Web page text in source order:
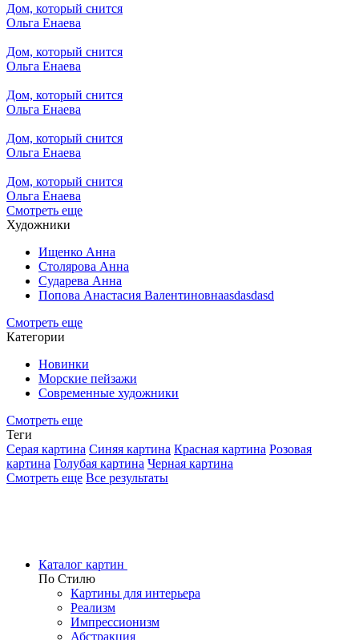
Дом, который снится
Ольга Енаева
Дом, который снится
Ольга Енаева
Дом, который снится
Ольга Енаева
Дом, который снится
Ольга Енаева
Дом, который снится
Ольга Енаева
Смотреть еще
Художники
Ищенко Анна
Столярова Анна
Сударева Анна
Попова Анастасия Валентиновнаasdasdasd
Смотреть еще
Категории
Новинки
Морские пейзажи
Современные художники
Смотреть еще
Теги
Серая картина Синяя картина Красная картина Розовая
картина Голубая картина Черная картина
Смотреть еще Все результаты
Каталог картин
По Стилю
Картины для интерьера
Реализм
Импрессионизм
Абстракция